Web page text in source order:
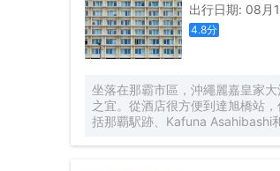
出行日期: 08月
4.8分
坐落在那霸市區，沖繩麗嘉皇家
之宜。從酒店很方便到達旭橋站
括那覇駅跡、Kafuna Asahibashi